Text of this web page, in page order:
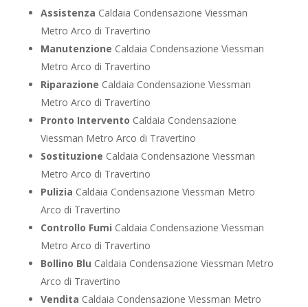
Assistenza Caldaia Condensazione Viessman
Metro Arco di Travertino
Manutenzione Caldaia Condensazione Viessman
Metro Arco di Travertino
Riparazione Caldaia Condensazione Viessman
Metro Arco di Travertino
Pronto Intervento Caldaia Condensazione
Viessman Metro Arco di Travertino
Sostituzione Caldaia Condensazione Viessman
Metro Arco di Travertino
Pulizia Caldaia Condensazione Viessman Metro
Arco di Travertino
Controllo Fumi Caldaia Condensazione Viessman
Metro Arco di Travertino
Bollino Blu Caldaia Condensazione Viessman Metro
Arco di Travertino
Vendita Caldaia Condensazione Viessman Metro